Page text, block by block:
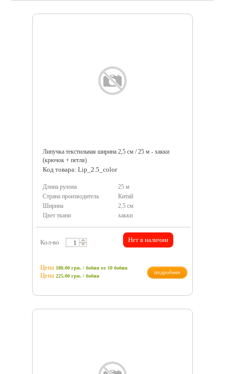
Липучка текстильная ширина 2,5 см / 25 м - хакки
(крючок + петля)
Код товара: Lip_2.5_color
Длина рулона
25 м
Страна производитель
Китай
Ширина
2,5 см
Цвет ткани
хакки
Кол-во Нет в наличии
Цена 180.00 грн. / бобин от 10 бобин
Цена 225.00 грн. / бобин
подробнее